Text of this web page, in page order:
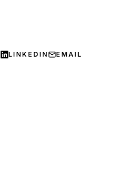
LINKEDIN EMAIL